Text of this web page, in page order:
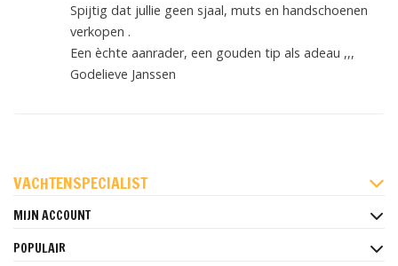
Spijtig dat jullie geen sjaal, muts en handschoenen
verkopen .
Een èchte aanrader, een gouden tip als adeau ,,,
Godelieve Janssen
VACHTENSPECIALIST
MIJN ACCOUNT
POPULAIR